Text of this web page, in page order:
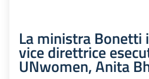
La ministra Bonetti
vice direttrice
UNwomen, Anita